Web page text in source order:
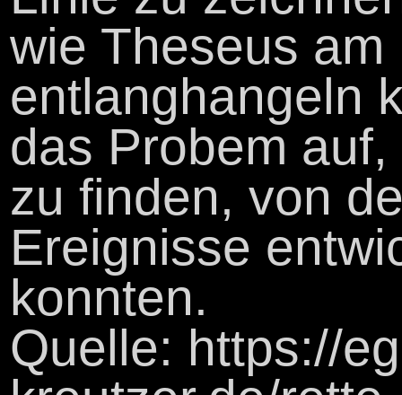
wie Theseus
entlanghangeln
das Probem
zu finden, von
Ereignisse
konnten.
Quelle: https://